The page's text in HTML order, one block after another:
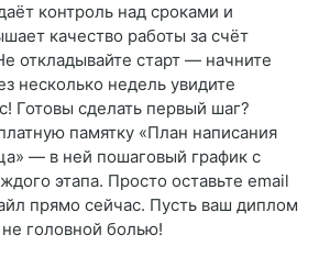
контроль над сроками и
качество работы за счёт
откладывайте старт — начните
несколько недель увидите
Готовы сделать первый шаг?
памятку «План написания
— в ней пошаговый график с
этапа. Просто оставьте email
прямо сейчас. Пусть ваш диплом
головной болью!